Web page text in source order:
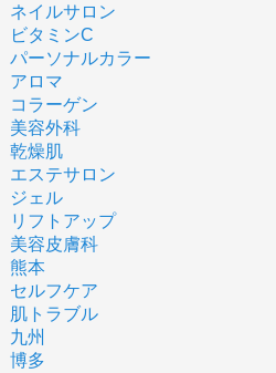
ネイルサロン
ビタミンC
パーソナルカラー
アロマ
コラーゲン
美容外科
乾燥肌
エステサロン
ジェル
リフトアップ
美容皮膚科
熊本
セルフケア
肌トラブル
九州
博多